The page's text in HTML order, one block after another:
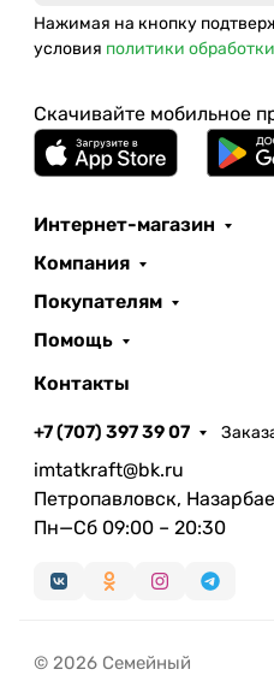
Нажимая на кнопку
условия политики
Скачивайте мобильное
Интернет-магазин
Компания
Покупателям
Помощь
Контакты
+7 (707) 397 39 07
imtatkraft@bk.ru
Петропавловск,
Пн—Сб 09:00 – 20:30
© 2026 Семейный